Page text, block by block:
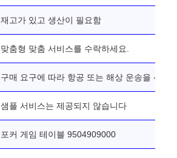
재고가 있고 생산이 필요함
맞춤형 맞춤 서비스를 수락하세요.
구매 요구에 따라 항공 또는 해상 운송을 선택
샘플 서비스는 제공되지 않습니다
포커 게임 테이블 9504909000